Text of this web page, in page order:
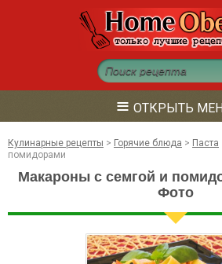
≡ ОТКРЫТЬ
Кулинарные рецепты > Горячие блюда > Паста
помидорами
Макароны с семгой и
Фото